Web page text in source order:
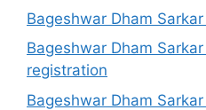
Bageshwar Dham
Bageshwar Dham
registration
Bageshwar Dham